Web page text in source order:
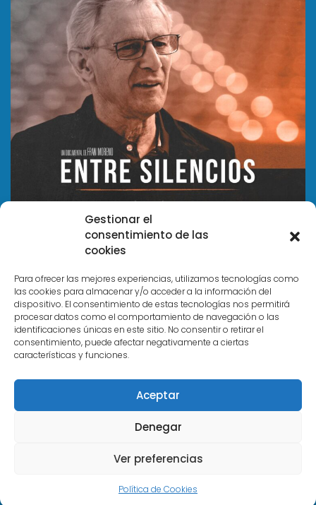
Gestionar el
consentimiento de las
cookies
Para ofrecer las mejores experiencias, utilizamos tecnologías como
las cookies para almacenar y/o acceder a la información del
dispositivo. El consentimiento de estas tecnologías nos permitirá
procesar datos como el comportamiento de navegación o las
identificaciones únicas en este sitio. No consentir o retirar el
consentimiento, puede afectar negativamente a ciertas
características y funciones.
Aceptar
Denegar
Ver preferencias
Política de Cookies
Acerca de
Aviso Legal y Política de Privacidad
Design & Developed by